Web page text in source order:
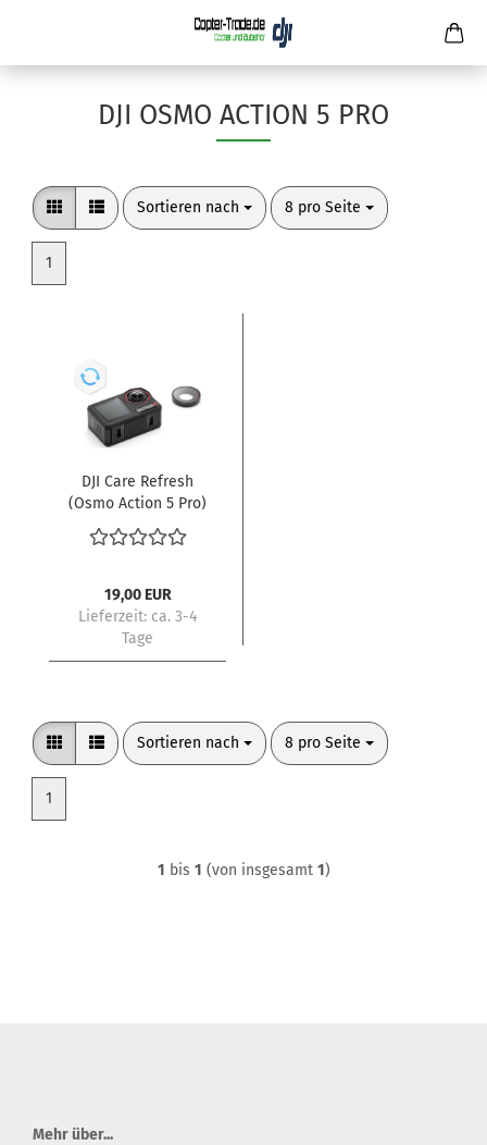
DJI OSMO ACTION 5 PRO
Sortieren nach
Sortieren nach 8 pro Seite
pro Seite
1
DJI Care Refresh
(Osmo Action 5 Pro)
1 Jahr (Karte)
19,00 EUR
Lieferzeit: ca. 3-4
Tage
Sortieren nach
Sortieren nach 8 pro Seite
pro Seite
1
1 bis 1 (von insgesamt 1)
Mehr über...